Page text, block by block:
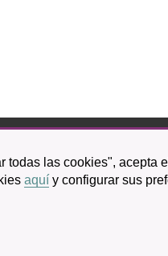
las cookies", acepta
aquí y configurar sus